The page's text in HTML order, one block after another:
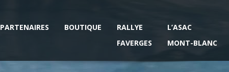
PARTENAIRES BOUTIQUE
RALLYE
FAVERGES
L’ASAC
MONT-BLANC